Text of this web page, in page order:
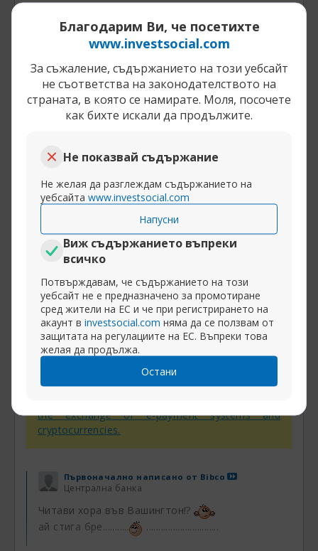
Благодарим Ви, че посетихте
www.investsocial.com
За съжаление, съдържанието на този уебсайт
не съответства на законодателството на
страната, в която се намирате. Моля, посочете
как бихте искали да продължите.
Не показвай съдържание
Не желая да разглеждам съдържанието на
уебсайта www.investsocial.com
Напусни
Виж съдържанието въпреки
всичко
Потвърждавам, че съдържанието на този
уебсайт не е предназначено за промотиране
сред жители на ЕС и че при регистрирането на
акаунт в investsocial.com няма да се ползвам от
защитата на регулациите на ЕС. Въпреки това
желая да продължа.
Остани
Разширяване на публикацията
25-04-2014, 13:26 Гърция вече стачкува :)
fxg
Те знаят какво е тук
и няма да им се иска да се връщат
........................
Разширяване на публикацията
25-04-2014, 13:23 Гърция вече стачкува :)
todor
Баннат
InstaSpot:withdraw your trading profits to any
the exchange of e-payment systems and
cryptocurrencies.
Първоначално написано от Bibco
Централна банка
Читави хора във Вашингтон!?
ай стига бре...........
..............................